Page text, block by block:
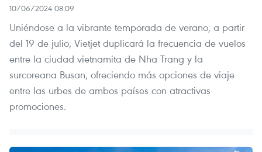
10/06/2024 08:09
Uniéndose a la vibrante temporada de verano, a partir
del 19 de julio, Vietjet duplicará la frecuencia de vuelos
entre la ciudad vietnamita de Nha Trang y la
surcoreana Busan, ofreciendo más opciones de viaje
entre las urbes de ambos países con atractivas
promociones.